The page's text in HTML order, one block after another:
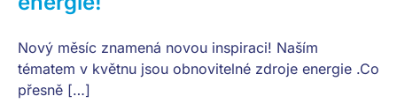
Nový měsíc znamená novou inspiraci! Naším
tématem v květnu jsou obnovitelné zdroje energie .Co
přesně […]